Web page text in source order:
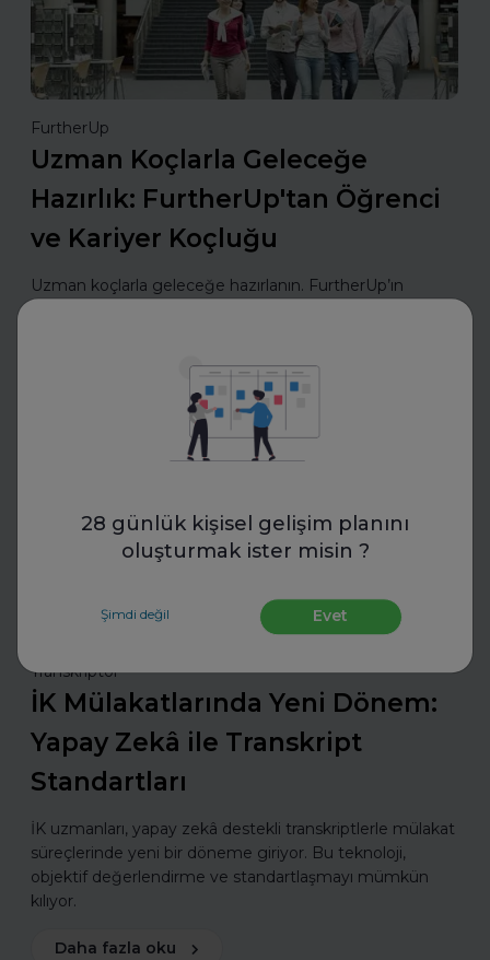
28 günlük kişisel gelişim planını
oluşturmak ister misin ?
Şimdi değil Evet
FurtherUp
Uzman Koçlarla Geleceğe
Hazırlık: FurtherUp'tan Öğrenci
ve Kariyer Koçluğu
Uzman koçlarla geleceğe hazırlanın. FurtherUp’ın
Mülakatlara Hazırlan
Transkriptor
İK Mülakatlarında Yeni Dönem:
Yapay Zekâ ile Transkript
Standartları
İK uzmanları, yapay zekâ destekli transkriptlerle mülakat
süreçlerinde yeni bir döneme giriyor. Bu teknoloji,
objektif değerlendirme ve standartlaşmayı mümkün
kılıyor.
Daha fazla oku